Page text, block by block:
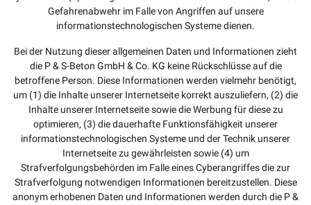
Gefahrenabwehr im Falle von Angriffen auf unsere
informationstechnologischen Systeme dienen.
Bei der Nutzung dieser allgemeinen Daten und Informationen zieht
die P & S-Beton GmbH & Co. KG keine Rückschlüsse auf die
betroffene Person. Diese Informationen werden vielmehr benötigt,
um (1) die Inhalte unserer Internetseite korrekt auszuliefern, (2) die
Inhalte unserer Internetseite sowie die Werbung für diese zu
optimieren, (3) die dauerhafte Funktionsfähigkeit unserer
informationstechnologischen Systeme und der Technik unserer
Internetseite zu gewährleisten sowie (4) um
Strafverfolgungsbehörden im Falle eines Cyberangriffes die zur
Strafverfolgung notwendigen Informationen bereitzustellen. Diese
anonym erhobenen Daten und Informationen werden durch die P &